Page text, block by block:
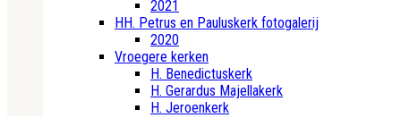
2021
HH. Petrus en Pauluskerk fotogalerij
2020
Vroegere kerken
H. Benedictuskerk
H. Gerardus Majellakerk
H. Jeroenkerk